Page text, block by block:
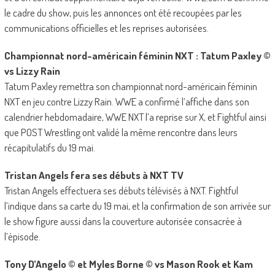
le cadre du show, puis les annonces ont été recoupées par les
communications officielles et les reprises autorisées.
Championnat nord-américain féminin NXT : Tatum Paxley ©
vs Lizzy Rain
Tatum Paxley remettra son championnat nord-américain féminin
NXT en jeu contre Lizzy Rain. WWE a confirmé l’affiche dans son
calendrier hebdomadaire, WWE NXT l’a reprise sur X, et Fightful ainsi
que POST Wrestling ont validé la même rencontre dans leurs
récapitulatifs du 19 mai.
Tristan Angels fera ses débuts à NXT TV
Tristan Angels effectuera ses débuts télévisés à NXT. Fightful
l’indique dans sa carte du 19 mai, et la confirmation de son arrivée sur
le show figure aussi dans la couverture autorisée consacrée à
l’épisode.
Tony D’Angelo © et Myles Borne © vs Mason Rook et Kam